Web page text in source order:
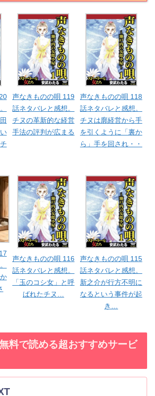
声なきものの唄 119
話ネタバレと感想。
チヌの革新的な経営
手法の評判が広まる
声なきものの唄 118
話ネタバレと感想。
チヌは廓経営から手
を引くように「裏か
ら」手を回され・・
声なきものの唄 116
話ネタバレと感想。
「玉のコシ女」と呼
ばれたチヌ…
声なきものの唄 115
話ネタバレと感想。
新之介が行方不明に
なるという事件が起
き…
料で読める超おすすめサービ